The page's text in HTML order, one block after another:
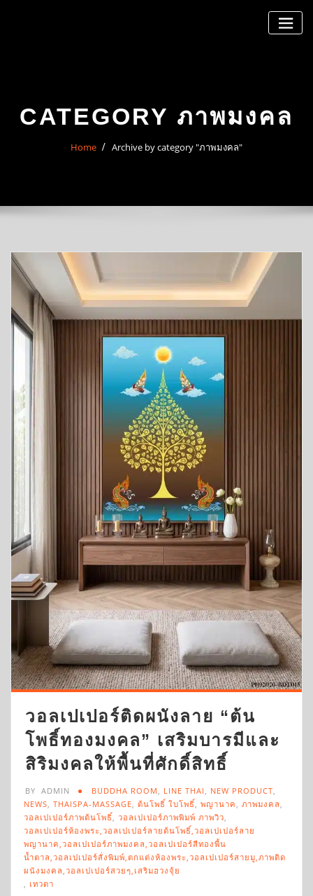
CATEGORY ภาพมงคล
Home Archive by category "ภาพมงคล"
วอลเปเปอร์ติดผนังลาย “ต้น
โพธิ์ทองมงคล” เสริมบารมีและ
สิริมงคลให้พื้นที่ศักดิ์สิทธิ์
BY ADMIN BUDDHA ROOM LINE THAI NEW PRODUCT
NEWS THAISPA-MASSAGE ต้นโพธิ์ ใบโพธิ์ พญานาค ภาพมงคล
วอลเปเปอร์ภาพต้นโพธิ์ วอลเปเปอร์ภาพพิมพ์ ภาพวิว
วอลเปเปอร์ห้องพระ,วอลเปเปอร์ลายต้นโพธิ์,วอลเปเปอร์ลาย
พญานาค,วอลเปเปอร์ภาพมงคล,วอลเปเปอร์สีทองพื้น
น้ำตาล,วอลเปเปอร์สั่งพิมพ์,ตกแต่งห้องพระ,วอลเปเปอร์สายมู,ภาพติด
ผนังมงคล,วอลเปเปอร์สวยๆ,เสริมฮวงจุ้ย
เทวดา